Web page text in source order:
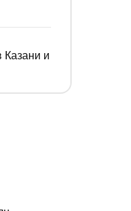
Казани и